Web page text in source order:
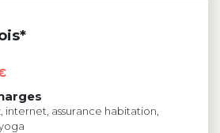
assurance habitation,